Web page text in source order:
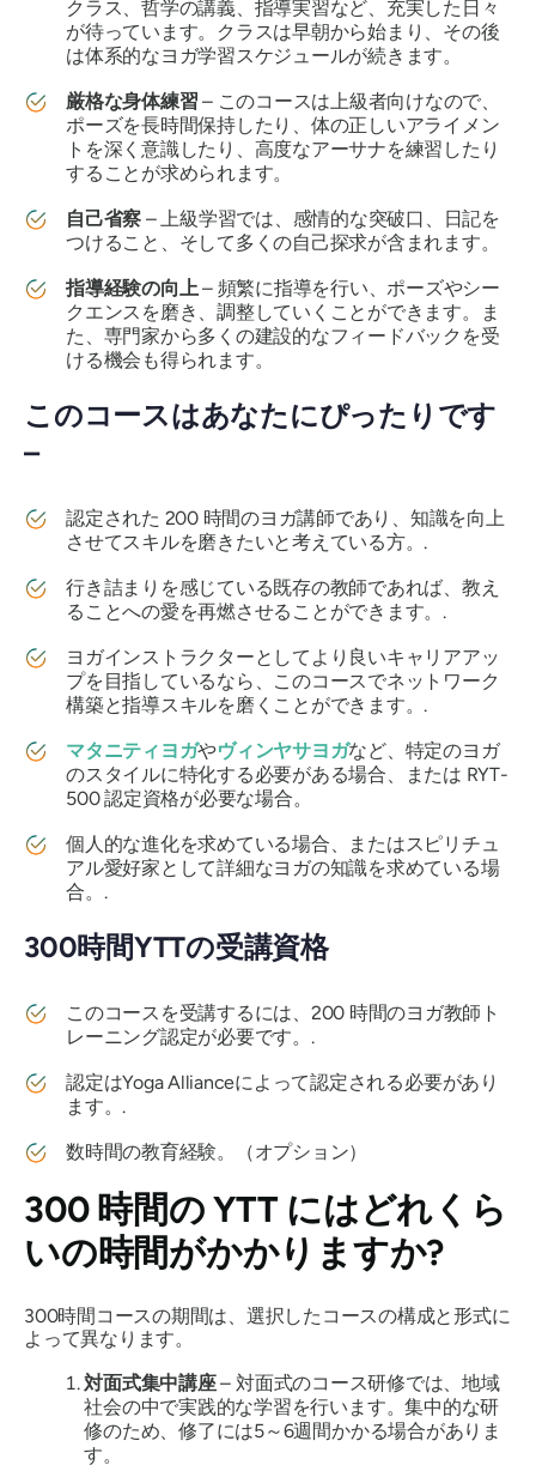
クラス、哲学の講義、指導実習など、充実した日々
が待っています。クラスは早朝から始まり、その後
は体系的なヨガ学習スケジュールが続きます。
厳格な身体練習 – このコースは上級者向けなので、
ポーズを長時間保持したり、体の正しいアライメン
トを深く意識したり、高度なアーサナを練習したり
することが求められます。
自己省察 – 上級学習では、感情的な突破口、日記を
つけること、そして多くの自己探求が含まれます。
指導経験の向上 – 頻繁に指導を行い、ポーズやシー
クエンスを磨き、調整していくことができます。ま
た、専門家から多くの建設的なフィードバックを受
ける機会も得られます。
このコースはあなたにぴったりです
–
認定された 200 時間のヨガ講師であり、知識を向上
させてスキルを磨きたいと考えている方。.
行き詰まりを感じている既存の教師であれば、教え
ることへの愛を再燃させることができます。.
ヨガインストラクターとしてより良いキャリアアッ
プを目指しているなら、このコースでネットワーク
構築と指導スキルを磨くことができます。.
マタニティヨガやヴィンヤサヨガなど、特定のヨガ
のスタイルに特化する必要がある場合、または RYT-
500 認定資格が必要な場合。
個人的な進化を求めている場合、またはスピリチュ
アル愛好家として詳細なヨガの知識を求めている場
合。.
300時間YTTの受講資格
このコースを受講するには、200 時間のヨガ教師ト
レーニング認定が必要です。.
認定はYoga Allianceによって認定される必要があり
ます。.
数時間の教育経験。（オプション）
300 時間の YTT にはどれくら
いの時間がかかりますか?
300時間コースの期間は、選択したコースの構成と形式に
よって異なります。
対面式集中講座– 対面式のコース研修では、地域
社会の中で実践的な学習を行います。集中的な研
修のため、修了には5～6週間かかる場合がありま
す。